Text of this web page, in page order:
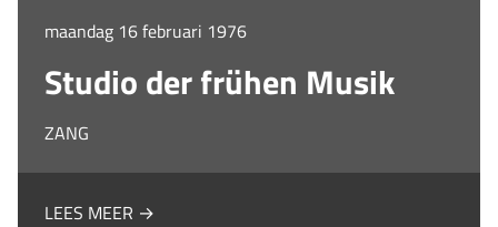
maandag 16 februari 1976
Studio der frühen Musik
ZANG
LEES MEER →